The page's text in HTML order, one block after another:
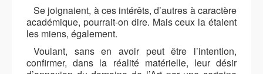
Se joignaient, à ces intérêts, d’autres à caractère
académique, pourrait-on dire. Mais ceux la étaient
les miens, également.
Voulant, sans en avoir peut être l’intention,
confirmer, dans la réalité matérielle, leur désir